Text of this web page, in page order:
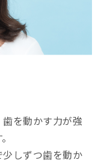
を動かす力が強
しずつ歯を動か